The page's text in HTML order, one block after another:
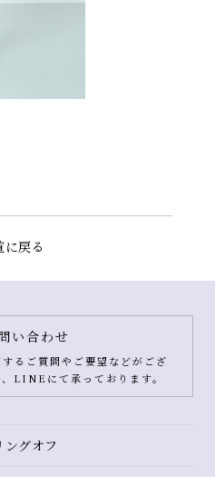
に戻る
い合わせ
るご質問やご要望などがござ
LINEにて承っております。
ングオフ